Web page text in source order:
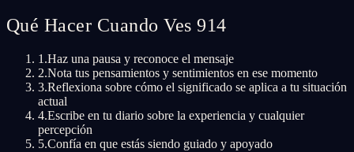
Qué Hacer Cuando Ves 914
1.Haz una pausa y reconoce el mensaje
2.Nota tus pensamientos y sentimientos en ese momento
3.Reflexiona sobre cómo el significado se aplica a tu situación
actual
4.Escribe en tu diario sobre la experiencia y cualquier
percepción
5.Confía en que estás siendo guiado y apoyado